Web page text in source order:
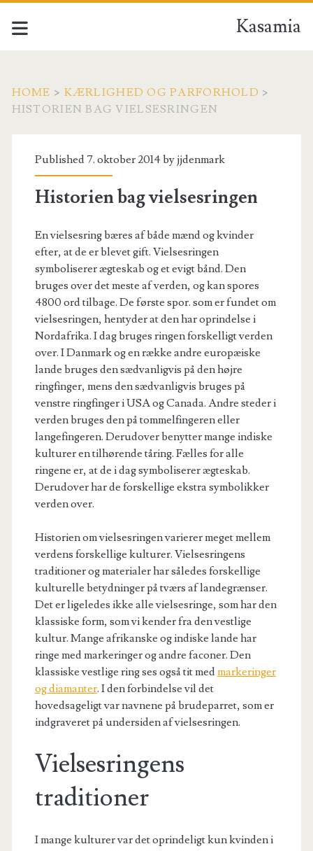
Kasamia
HOME > KÆRLIGHED OG PARFORHOLD >
HISTORIEN BAG VIELSESRINGEN
Published 7. oktober 2014 byjjdenmark
Historien bag vielsesringen
En vielsesring bæres af både mænd og kvinder
efter, at de er blevet gift. Vielsesringen
symboliserer ægteskab og et evigt bånd. Den
bruges over det meste af verden, og kan spores
4800 ord tilbage. De første spor. som er fundet om
vielsesringen, hentyder at den har oprindelse i
Nordafrika. I dag bruges ringen forskelligt verden
over. I Danmark og en række andre europæiske
lande bruges den sædvanligvis på den højre
ringfinger, mens den sædvanligvis bruges på
venstre ringfinger i USA og Canada. Andre steder i
verden bruges den på tommelfingeren eller
langefingeren. Derudover benytter mange indiske
kulturer en tilhørende tåring. Fælles for alle
ringene er, at de i dag symboliserer ægteskab.
Derudover har de forskellige ekstra symbolikker
verden over.
Historien om vielsesringen varierer meget mellem
verdens forskellige kulturer. Vielsesringens
traditioner og materialer har således forskellige
kulturelle betydninger på tværs af landegrænser.
Det er ligeledes ikke alle vielsesringe, som har den
klassiske form, som vi kender fra den vestlige
kultur. Mange afrikanske og indiske lande har
ringe med markeringer og andre faconer. Den
klassiske vestlige ring ses også tit medmarkeringer
og diamanter. I den forbindelse vil det
hovedsageligt var navnene på brudeparret, som er
indgraveret på undersiden af vielsesringen.
Vielsesringens
traditioner
I mange kulturer var det oprindeligt kun kvinden i